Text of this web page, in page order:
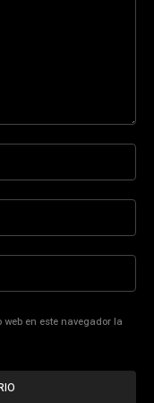
en este navegador la